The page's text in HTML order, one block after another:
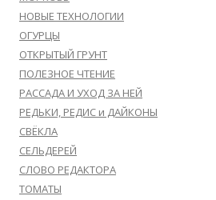
НОВЫЕ ТЕХНОЛОГИИ
ОГУРЦЫ
ОТКРЫТЫЙ ГРУНТ
ПОЛЕЗНОЕ ЧТЕНИЕ
РАССАДА И УХОД ЗА НЕЙ
РЕДЬКИ, РЕДИС и ДАЙКОНЫ
СВЁКЛА
СЕЛЬДЕРЕЙ
СЛОВО РЕДАКТОРА
ТОМАТЫ